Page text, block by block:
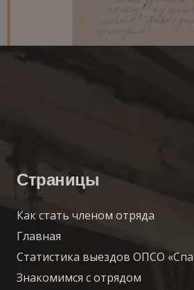
Страницы
Как стать членом отряда
Главная
Статистика выездов ОПСО
Знакомимся с отрядом